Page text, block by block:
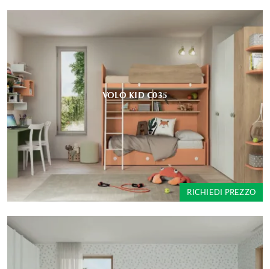
VOLO KID C035
RICHIEDI PREZZO